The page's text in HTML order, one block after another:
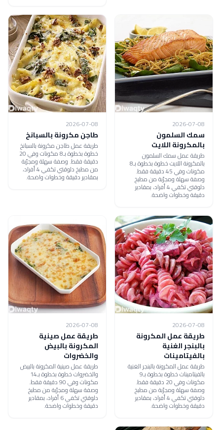
2026-07-08
سمك السلمون
بالمكرونة اللايت
طريقة عمل سمك السلمون
بالمكرونة اللايت خطوة بخطوة بـ8
مكونات وفي 45 دقيقة فقط.
وصفة سهلة ومجرّبة من مطبخ
دلوقتي تكفي 4 أفراد، بمقادير
دقيقة وخطوات واضحة.
2026-07-08
طاجن مكرونة بالسبانخ
طريقة عمل طاجن مكرونة بالسبانخ
خطوة بخطوة بـ8 مكونات وفي 20
دقيقة فقط. وصفة سهلة ومجرّبة
من مطبخ دلوقتي تكفي 4 أفراد،
بمقادير دقيقة وخطوات واضحة.
2026-07-08
طريقة عمل المكرونة
بالبنجر الغنية
بالفيتامينات
طريقة عمل المكرونة بالبنجر الغنية
بالفيتامينات خطوة بخطوة بـ9
مكونات وفي 20 دقيقة فقط.
وصفة سهلة ومجرّبة من مطبخ
دلوقتي تكفي 4 أفراد، بمقادير
دقيقة وخطوات واضحة.
2026-07-08
طريقة عمل صينية
المكرونة بالبيض
والخضروات
طريقة عمل صينية المكرونة بالبيض
والخضروات خطوة بخطوة بـ14
مكونات وفي 90 دقيقة فقط.
وصفة سهلة ومجرّبة من مطبخ
دلوقتي تكفي 6 أفراد، بمقادير
دقيقة وخطوات واضحة.